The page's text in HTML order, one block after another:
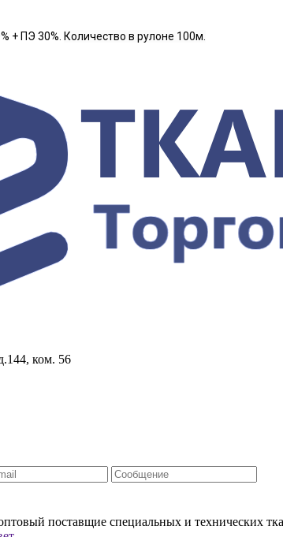
+ ПЭ 30% Количество в рулоне 100м.
ком. 56
поставщие специальных и технических